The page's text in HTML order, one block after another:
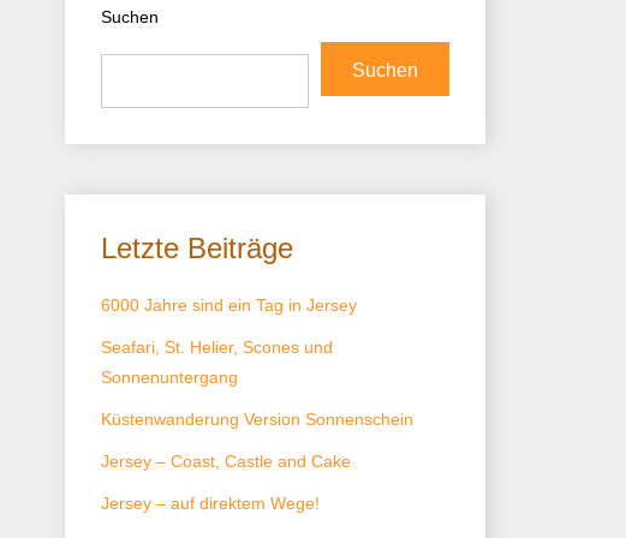
Suchen
Suchen
Letzte Beiträge
6000 Jahre sind ein Tag in Jersey
Seafari, St. Helier, Scones und
Sonnenuntergang
Küstenwanderung Version Sonnenschein
Jersey – Coast, Castle and Cake
Jersey – auf direktem Wege!